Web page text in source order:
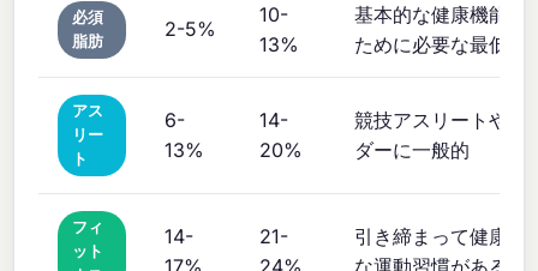
必須
脂肪
2-5%
10-
13%
基本的な健康機能を
ために必要な最低限
アス
リー
ト
6-
13%
14-
20%
競技アスリートやボ
ダーに一般的
フィ
ット
14-
17%
21-
24%
引き締まって健康的
な運動習慣がある